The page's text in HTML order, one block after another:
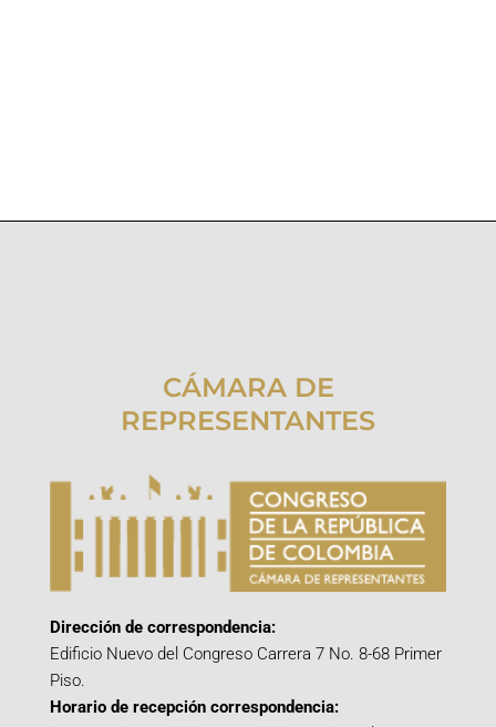
CÁMARA DE
REPRESENTANTES
Dirección de correspondencia:
Edificio Nuevo del Congreso Carrera 7 No. 8-68 Primer
Piso.
Horario de recepción correspondencia: